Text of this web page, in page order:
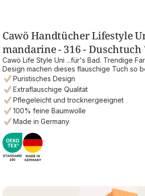
Cawö Handtücher Lifestyle
mandarine - 316 - Duschtuch
Cawö Life Style Uni ...für's Bad. Trendige
Design machen dieses flauschige Tuch so
Puristisches Design
Extraflauschige Qualität
Pflegeleicht und trocknergeeignet
100% feine Baumwolle
Made in Germany